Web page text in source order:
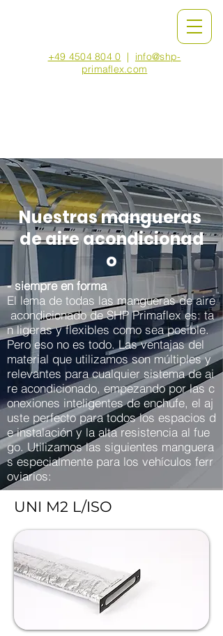
+49 4504 804 0 |
info@shp-
primaflex.com
Nuestras mangueras
de aire acondicionad
o
- siempre en forma
El lema de todas las mangueras de aire
acondicionado de SHP Primaflex es: ta
n ligeras y flexibles como sea posible.
Pero eso no es todo. Las ventajas del
material que utilizamos son múltiples y
relevantes para cualquier sistema de ai
re acondicionado, empezando por las c
onexiones inteligentes de enchufe, el aj
uste perfecto para todos los espacios d
e instalación y la alta resistencia al fue
go. Utilizamos las siguientes manguera
s especialmente para los vehículos ferr
oviarios:
UNI M2 L/ISO